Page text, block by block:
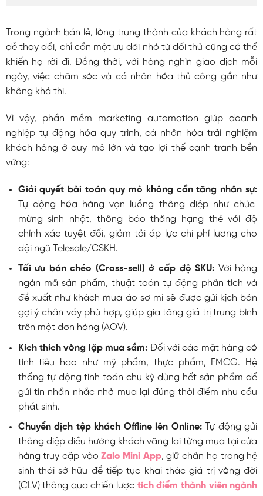
Trong ngành bán lẻ, lòng trung thành của khách hàng rất
dễ thay đổi, chỉ cần một ưu đãi nhỏ từ đối thủ cũng có thể
khiến họ rời đi. Đồng thời, với hàng nghìn giao dịch mỗi
ngày, việc chăm sóc và cá nhân hóa thủ công gần như
không khả thi.
Vì vậy, phần mềm marketing automation giúp doanh
nghiệp tự động hóa quy trình, cá nhân hóa trải nghiệm
khách hàng ở quy mô lớn và tạo lợi thế cạnh tranh bền
vững:
Giải quyết bài toán quy mô không cần tăng nhân sự:
Tự động hóa hàng vạn luồng thông điệp như chúc
mừng sinh nhật, thông báo thăng hạng thẻ với độ
chính xác tuyệt đối, giảm tải áp lực chi phí lương cho
đội ngũ Telesale/CSKH.
Tối ưu bán chéo (Cross-sell) ở cấp độ SKU: Với hàng
ngàn mã sản phẩm, thuật toán tự động phân tích và
đề xuất như khách mua áo sơ mi sẽ được gửi kịch bản
gợi ý chân váy phù hợp, giúp gia tăng giá trị trung bình
trên một đơn hàng (AOV).
Kích thích vòng lặp mua sắm: Đối với các mặt hàng có
tính tiêu hao như mỹ phẩm, thực phẩm, FMCG. Hệ
thống tự động tính toán chu kỳ dùng hết sản phẩm để
gửi tin nhắn nhắc nhở mua lại đúng thời điểm nhu cầu
phát sinh.
Chuyển dịch tệp khách Offline lên Online:Tự động gửi
thông điệp điều hướng khách vãng lai từng mua tại cửa
hàng truy cập vàoZalo Mini App, giữ chân họ trong hệ
sinh thái sở hữu để tiếp tục khai thác giá trị vòng đời
(CLV) thông qua chiến lược tích điểm thành viên ngành